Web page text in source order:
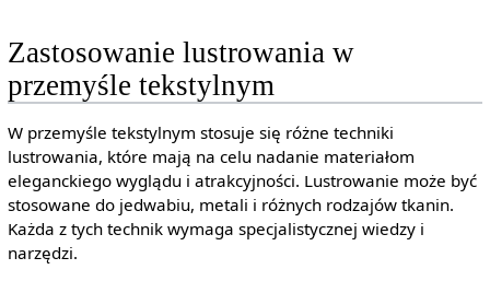
Zastosowanie lustrowania w
przemyśle tekstylnym
W przemyśle tekstylnym stosuje się różne techniki
lustrowania, które mają na celu nadanie materiałom
eleganckiego wyglądu i atrakcyjności. Lustrowanie może być
stosowane do jedwabiu, metali i różnych rodzajów tkanin.
Każda z tych technik wymaga specjalistycznej wiedzy i
narzędzi.